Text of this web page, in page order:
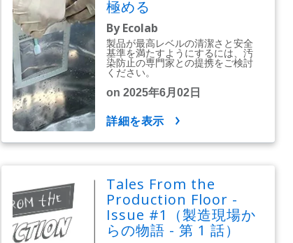
極める
By Ecolab
製品が最高レベルの清潔さと安全
基準を満たすようにするには、汚
染防止の専門家との提携をご検討
ください。
on 2025年6月02日
詳細を表示
Tales From the
Production Floor -
Issue #1（製造現場か
らの物語 - 第 1 話）